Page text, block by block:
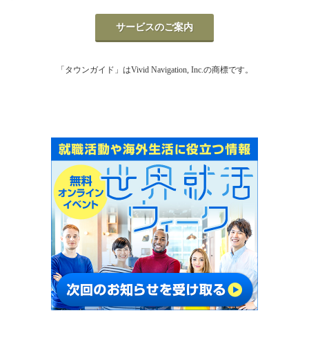
サービスのご案内
「タウンガイド」はVivid Navigation, Inc.の商標です。